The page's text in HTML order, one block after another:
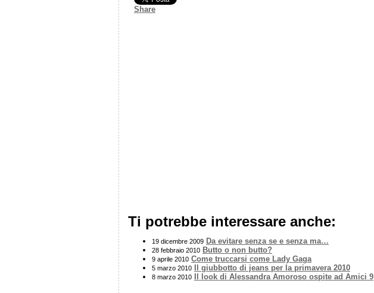
Share
Ti potrebbe interessare anche:
19 dicembre 2009 Da evitare senza se e senza ma…
28 febbraio 2010 Butto o non butto?
9 aprile 2010 Come truccarsi come Lady Gaga
5 marzo 2010 Il giubbotto di jeans per la primavera 2010
8 marzo 2010 Il look di Alessandra Amoroso ospite ad Amici 9